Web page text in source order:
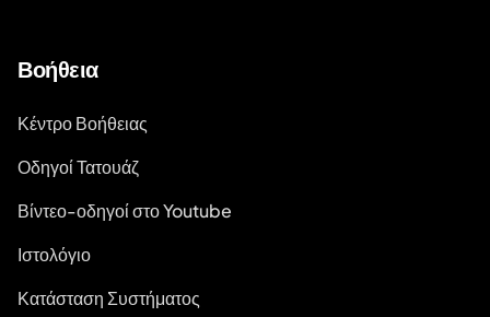
Βοήθεια
Κέντρο Βοήθειας
Οδηγοί Τατουάζ
Βίντεο-οδηγοί στο Youtube
Ιστολόγιο
Κατάσταση Συστήματος